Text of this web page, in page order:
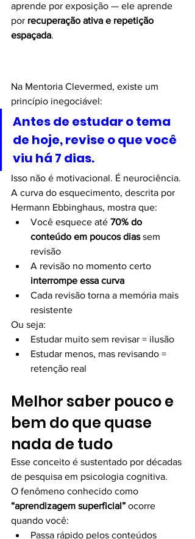
aprende por exposição — ele aprende
por recuperação ativa e repetição
espaçada.
Na Mentoria Clevermed, existe um
princípio inegociável:
Antes de estudar o tema
de hoje, revise o que você
viu há 7 dias.
Isso não é motivacional. É neurociência.
A curva do esquecimento, descrita por
Hermann Ebbinghaus, mostra que:
Você esquece até 70% do
conteúdo em poucos dias sem
revisão
A revisão no momento certo
interrompe essa curva
Cada revisão torna a memória mais
resistente
Ou seja:
Estudar muito sem revisar = ilusão
Estudar menos, mas revisando =
retenção real
Melhor saber pouco e
bem do que quase
nada de tudo
Esse conceito é sustentado por décadas
de pesquisa em psicologia cognitiva.
O fenômeno conhecido como
“aprendizagem superficial” ocorre
quando você:
Passa rápido pelos conteúdos